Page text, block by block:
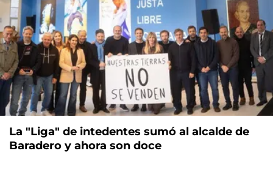
La "Liga" de intedentes sumó al alcalde de
Baradero y ahora son doce